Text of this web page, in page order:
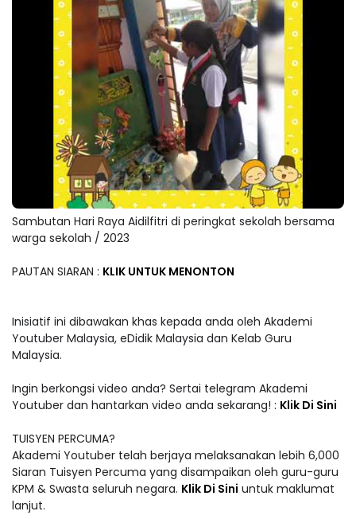
Sambutan Hari Raya Aidilfitri di peringkat sekolah bersama
warga sekolah / 2023
PAUTAN SIARAN : KLIK UNTUK MENONTON
Inisiatif ini dibawakan khas kepada anda oleh Akademi
Youtuber Malaysia, eDidik Malaysia dan Kelab Guru
Malaysia.
Ingin berkongsi video anda? Sertai telegram Akademi
Youtuber dan hantarkan video anda sekarang! : Klik Di Sini
TUISYEN PERCUMA?
Akademi Youtuber telah berjaya melaksanakan lebih 6,000
Siaran Tuisyen Percuma yang disampaikan oleh guru-guru
KPM & Swasta seluruh negara. Klik Di Sini untuk maklumat
lanjut.